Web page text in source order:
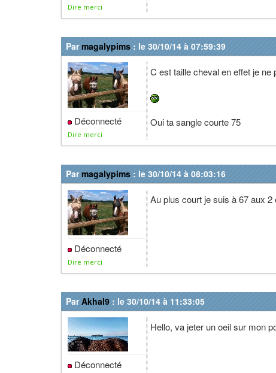
Dire merci
Parmagalypims : le 30/10/14 à 07:59:39
Déconnecté
Dire merci
C est taille cheval en effet je
Oui ta sangle courte 75
Parmagalypims : le 30/10/14 à 08:03:16
Déconnecté
Dire merci
Au plus court je suis à 67 aux 2
ParAkhal9 : le 30/10/14 à 11:33:05
Déconnecté
Hello, va jeter un oeil sur mon